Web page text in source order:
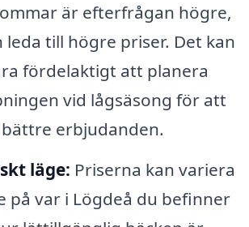
är efterfrågan högre,
leda till högre priser. Det kan
fördelaktigt att planera
vid lågsäsong för att
erbjudanden.
läge: Priserna kan variera
på var i Lögdeå du befinner